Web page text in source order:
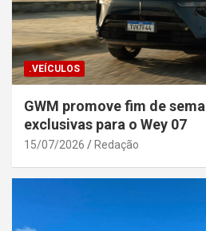
.VEÍCULOS
GWM promove fim de
exclusivas para o Wey 07
15/07/2026 Redação